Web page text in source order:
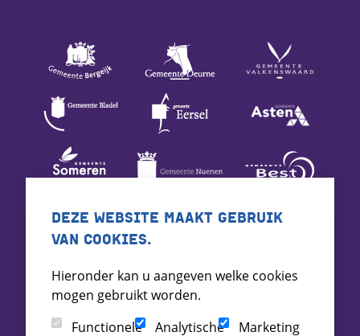
DEZE WEBSITE MAAKT GEBRUIK
VAN COOKIES.
Hieronder kan u aangeven welke cookies
mogen gebruikt worden.
Functionele
Analytische Marketing